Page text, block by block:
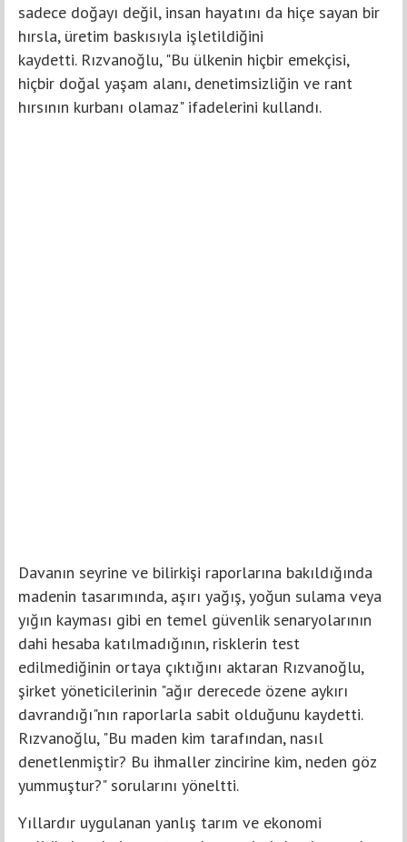
sadece doğayı değil, insan hayatını da hiçe sayan bir
hırsla, üretim baskısıyla işletildiğini
kaydetti. Rızvanoğlu, "Bu ülkenin hiçbir emekçisi,
hiçbir doğal yaşam alanı, denetimsizliğin ve rant
hırsının kurbanı olamaz" ifadelerini kullandı.
Davanın seyrine ve bilirkişi raporlarına bakıldığında
madenin tasarımında, aşırı yağış, yoğun sulama veya
yığın kayması gibi en temel güvenlik senaryolarının
dahi hesaba katılmadığının, risklerin test
edilmediğinin ortaya çıktığını aktaran Rızvanoğlu,
şirket yöneticilerinin "ağır derecede özene aykırı
davrandığı"nın raporlarla sabit olduğunu kaydetti.
Rızvanoğlu, "Bu maden kim tarafından, nasıl
denetlenmiştir? Bu ihmaller zincirine kim, neden göz
yummuştur?" sorularını yöneltti.
Yıllardır uygulanan yanlış tarım ve ekonomi